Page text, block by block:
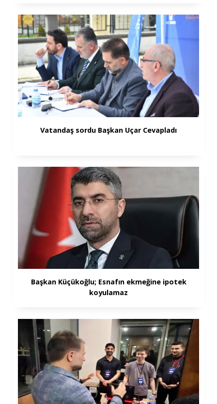
Vatandaş sordu Başkan Uçar Cevapladı
Başkan Küçükoğlu; Esnafın ekmeğine ipotek
koyulamaz